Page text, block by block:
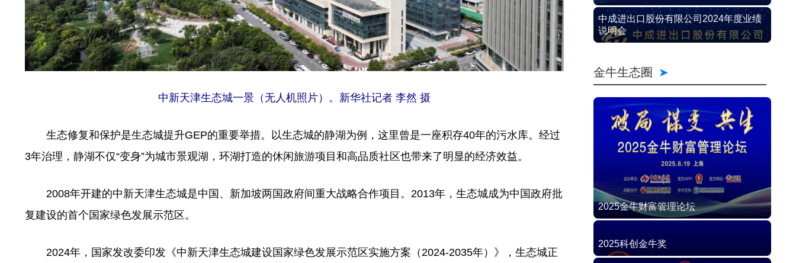
中新天津生态城一景（无人机照片）。新华社记者 李然 摄
生态修复和保护是生态城提升GEP的重要举措。以生态城的静湖为例，这里曾是一座积存40年的污水库。经过
3年治理，静湖不仅“变身”为城市景观湖，环湖打造的休闲旅游项目和高品质社区也带来了明显的经济效益。
2008年开建的中新天津生态城是中国、新加坡两国政府间重大战略合作项目。2013年，生态城成为中国政府批
复建设的首个国家绿色发展示范区。
2024年，国家发改委印发《中新天津生态城建设国家绿色发展示范区实施方案（2024-2035年）》，生态城正
中成进出口股份有限公司2024年度业绩
说明会
金牛生态圈
2025金牛财富管理论坛
2025科创金牛奖